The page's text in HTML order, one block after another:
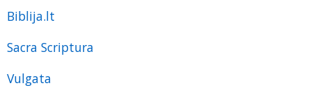
Biblija.lt
Sacra Scriptura
Vulgata